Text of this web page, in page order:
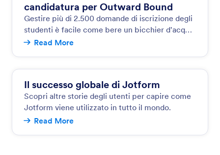
candidatura per Outward Bound
Gestire più di 2.500 domande di iscrizione degli
studenti è facile come bere un bicchier d'acqua
per Outward Bound California.
Read More
Il successo globale di Jotform
Scopri altre storie degli utenti per capire come
Jotform viene utilizzato in tutto il mondo.
Read More